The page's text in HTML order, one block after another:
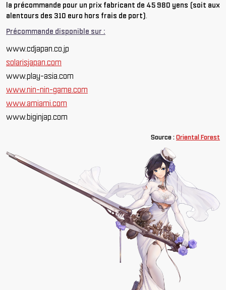
la précommande pour un prix fabricant de 45 980 yens (soit aux
alentours des 310 euro hors frais de port).
Précommande disponible sur :
www.cdjapan.co.jp
solarisjapan.com
www.play-asia.com
www.nin-nin-game.com
www.amiami.com
www.biginjap.com
Source :Oriental Forest